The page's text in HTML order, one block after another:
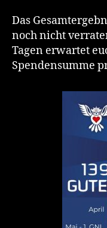
Das
noch nicht
Tagen erwartet
Spendensumme